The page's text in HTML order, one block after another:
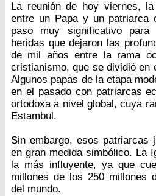
La reunión de hoy viernes,
entre un Papa y un patriarca
paso muy significativo
heridas que dejaron las
de mil años entre la rama
cristianismo, que se dividió en
Algunos papas de la etapa
en el pasado con patriarcas
ortodoxa a nivel global, cuya
Estambul.
Sin embargo, esos patriarcas
en gran medida simbólico. La
la más influyente, ya que
millones de los 250 millones
del mundo.